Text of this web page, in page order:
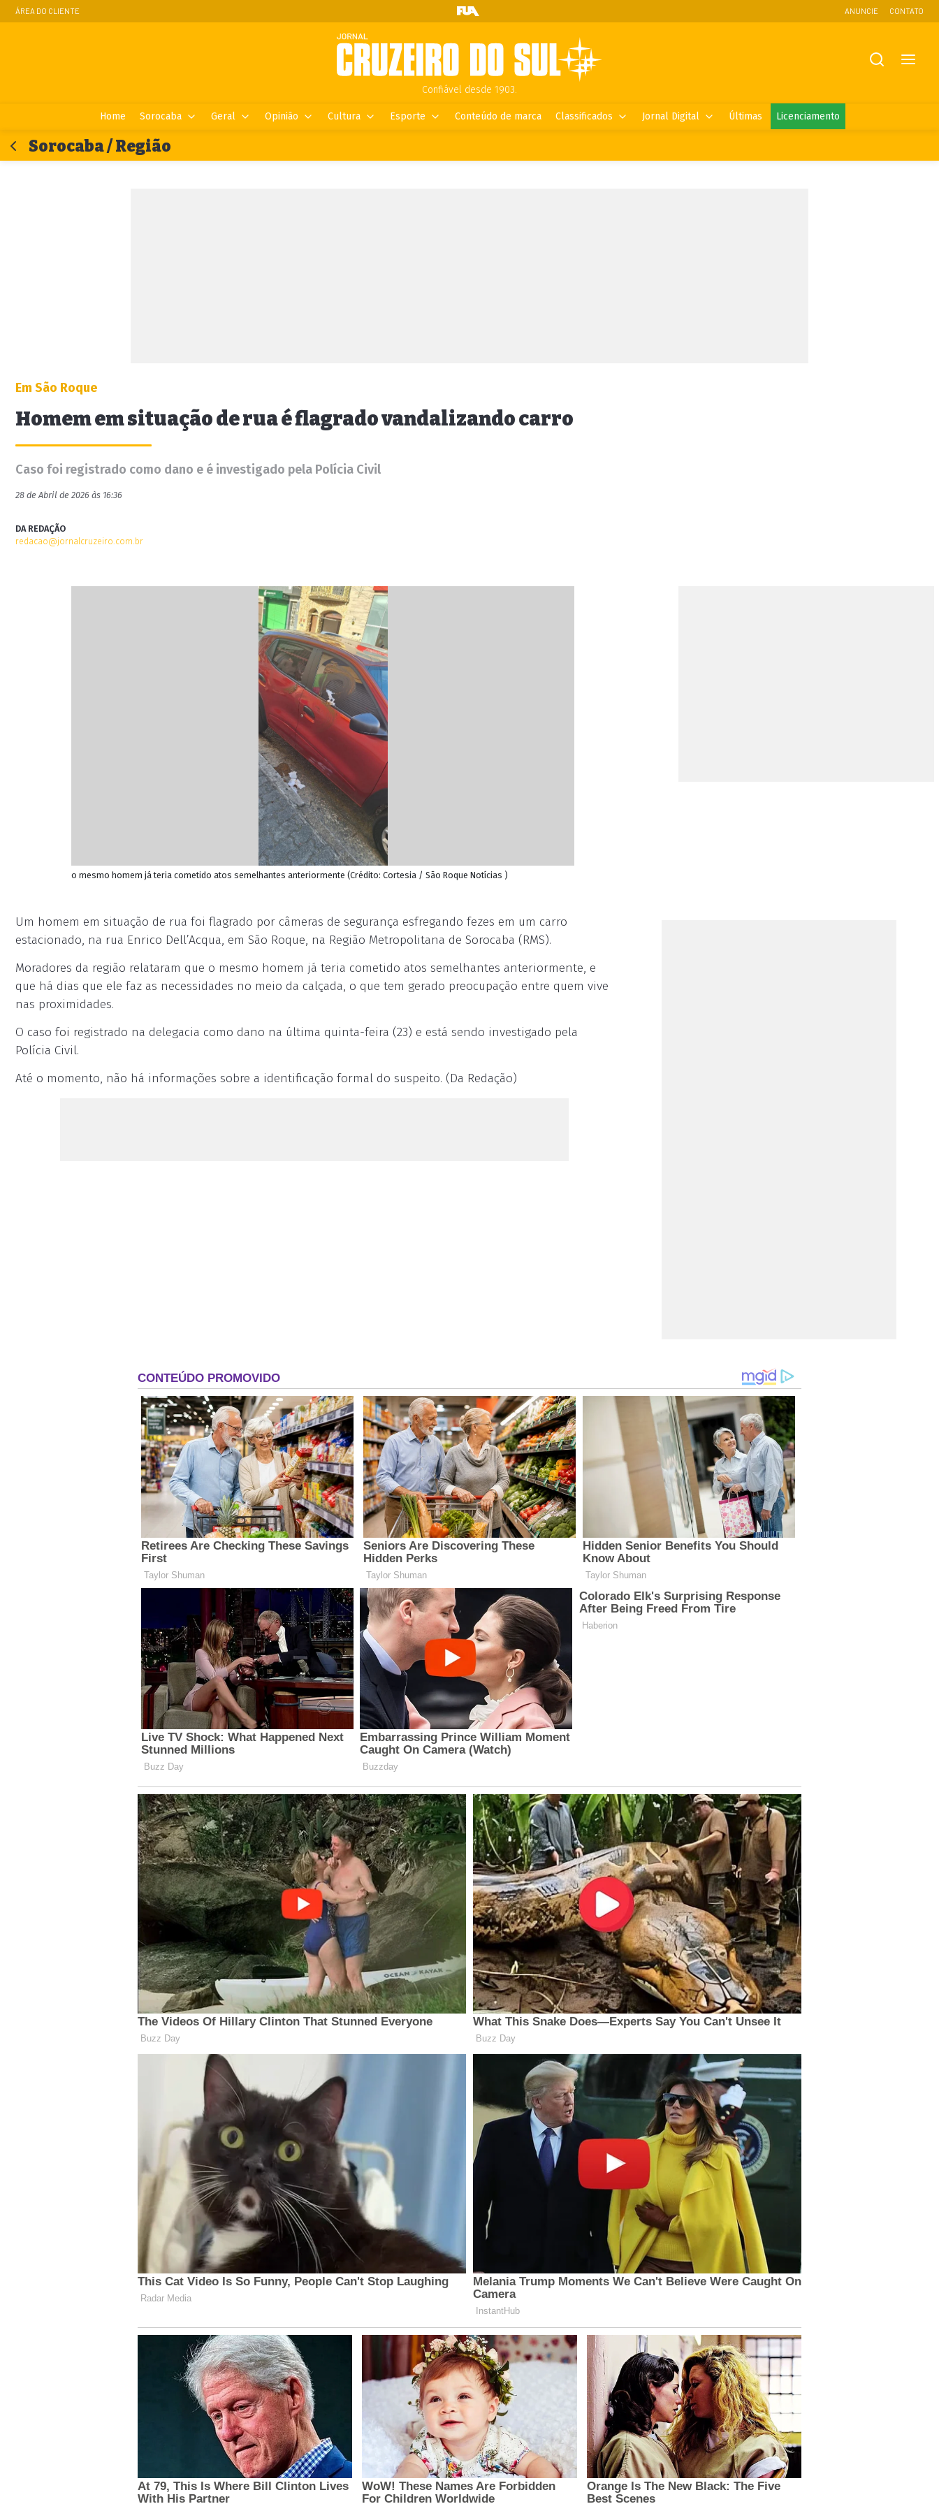
ÁREA DO CLIENTE ANUNCIE CONTATO
Confiável desde 1903.
Home Sorocaba Geral Opinião Cultura Esporte Conteúdo de marca Classificados Jornal Digital Últimas Licenciamento
Sorocaba / Região
Em São Roque
Homem em situação de rua é flagrado vandalizando carro
Caso foi registrado como dano e é investigado pela Polícia Civil
28 de Abril de 2026 às 16:36
DA REDAÇÃO
redacao@jornalcruzeiro.com.br
o mesmo homem já teria cometido atos semelhantes anteriormente (Crédito: Cortesia / São Roque Notícias )
Um homem em situação de rua foi flagrado por câmeras de segurança esfregando fezes em um carro
estacionado, na rua Enrico Dell’Acqua, em São Roque, na Região Metropolitana de Sorocaba (RMS).
Moradores da região relataram que o mesmo homem já teria cometido atos semelhantes anteriormente, e
que há dias que ele faz as necessidades no meio da calçada, o que tem gerado preocupação entre quem vive
nas proximidades.
O caso foi registrado na delegacia como dano na última quinta-feira (23) e está sendo investigado pela
Polícia Civil.
Até o momento, não há informações sobre a identificação formal do suspeito. (Da Redação)